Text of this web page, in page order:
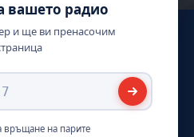
вашето радио
и ще ви пренасочим
връщане на парите·